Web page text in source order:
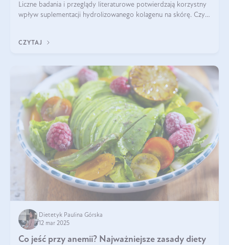
Liczne badania i przeglądy literaturowe potwierdzają korzystny
wpływ suplementacji hydrolizowanego kolagenu na skórę. Czy
CZYTAJ
Dietetyk Paulina Górska
12 mar 2025
Co jeść przy anemii? Najważniejsze zasady diety